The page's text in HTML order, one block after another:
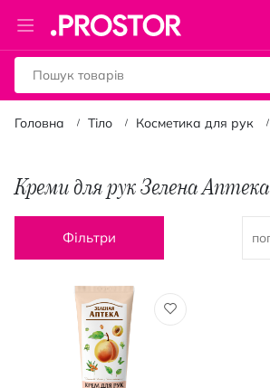
Toggle
Nav
Головна Тіло Косметика для рук
Креми для рук Зелена Аптека
Фільтри